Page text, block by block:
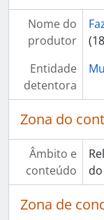
Nome do
produtor
Entidade
detentora
Zona do
Âmbito e
conteúdo
Zona de